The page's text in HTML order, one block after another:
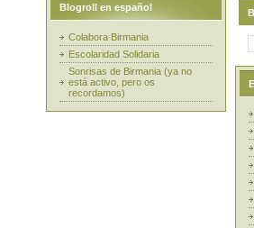
Blogroll en español
Colabora Birmania
Escolaridad Solidaria
Sonrisas de Birmania (ya no
está activo, pero os
recordamos)